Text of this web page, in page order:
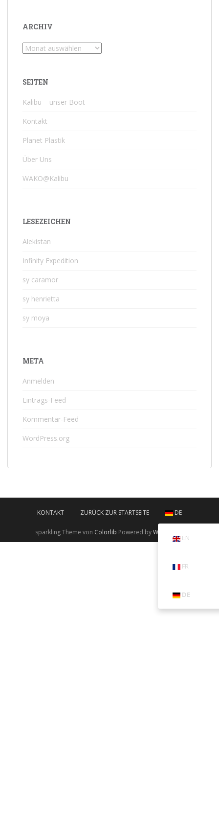
ARCHIV
Archiv
SEITEN
Kalibu – unser Boot
Kontakt
Planet Plastik
Über Uns
WAKO@Kalibu
LESEZEICHEN
Alekistan
Infinity Expedition
sy caramor
sy henrietta
sy moya
META
Anmelden
Eintrags-Feed
Kommentar-Feed
WordPress.org
KONTAKT ZURÜCK ZUR STARTSEITE DE
EN
FR
DE
sparkling Theme von Colorlib Powered byWordPress